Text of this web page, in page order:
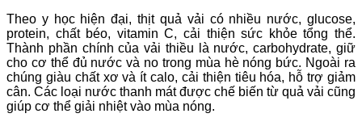
Theo y học hiện đại, thịt quả vải có nhiều nước, glucose,
protein, chất béo, vitamin C, cải thiện sức khỏe tổng thể.
Thành phần chính của vải thiều là nước, carbohydrate, giữ
cho cơ thể đủ nước và no trong mùa hè nóng bức. Ngoài ra
chúng giàu chất xơ và ít calo, cải thiện tiêu hóa, hỗ trợ giảm
cân. Các loại nước thanh mát được chế biến từ quả vải cũng
giúp cơ thể giải nhiệt vào mùa nóng.